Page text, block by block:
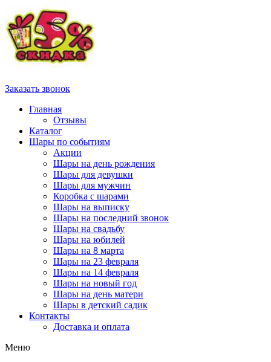
Заказать звонок
Главная
Отзывы
Каталог
Шары по событиям
Акции
Шары на день рождения
Шары для девушки
Шары для мужчин
Коробка с шарами
Шары на выписку
Шары на последний звонок
Шары на свадьбу
Шары на юбилей
Шары на 8 марта
Шары на 23 февраля
Шары на 14 февраля
Шары на новый год
Шары на день матери
Шары в детский садик
Контакты
Доставка и оплата
Меню